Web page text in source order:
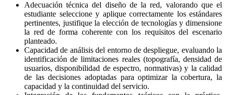
Adecuación técnica del diseño de la red, valorando que el
estudiante seleccione y aplique correctamente los estándares
pertinentes, justifique la elección de tecnologías y dimensione
la red de forma coherente con los requisitos del escenario
planteado.
Capacidad de análisis del entorno de despliegue, evaluando la
identificación de limitaciones reales (topografía, densidad de
usuarios, disponibilidad de espectro, normativas) y la calidad
de las decisiones adoptadas para optimizar la cobertura, la
capacidad y la continuidad del servicio.